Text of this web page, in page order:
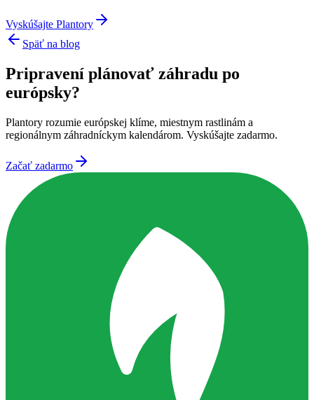
Vyskúšajte Plantory
Späť na blog
Pripravení plánovať záhradu po
európsky?
Plantory rozumie európskej klíme, miestnym rastlinám a
regionálnym záhradníckym kalendárom. Vyskúšajte zadarmo.
Začať zadarmo